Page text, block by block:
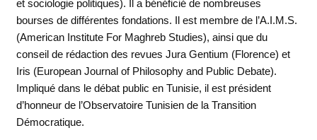
et sociologie politiques). Il a bénéficié de nombreuses
bourses de différentes fondations. Il est membre de l’A.I.M.S.
(American Institute For Maghreb Studies), ainsi que du
conseil de rédaction des revues Jura Gentium (Florence) et
Iris (European Journal of Philosophy and Public Debate).
Impliqué dans le débat public en Tunisie, il est président
d’honneur de l’Observatoire Tunisien de la Transition
Démocratique.